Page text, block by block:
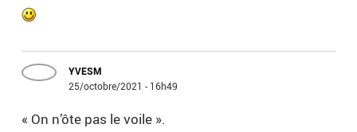
YVESM
25/octobre/2021 - 16h49
« On n’ôte pas le voile ».